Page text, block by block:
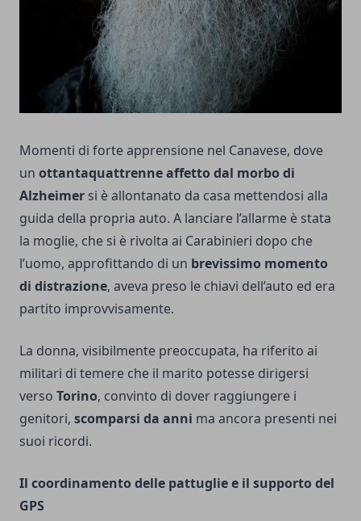
Momenti di forte apprensione nel Canavese, dove
un ottantaquattrenne affetto dal morbo di
Alzheimer si è allontanato da casa mettendosi alla
guida della propria auto. A lanciare l’allarme è stata
la moglie, che si è rivolta ai Carabinieri dopo che
l’uomo, approfittando di un brevissimo momento
di distrazione, aveva preso le chiavi dell’auto ed era
partito improvvisamente.
La donna, visibilmente preoccupata, ha riferito ai
militari di temere che il marito potesse dirigersi
verso Torino, convinto di dover raggiungere i
genitori, scomparsi da anni ma ancora presenti nei
suoi ricordi.
Il coordinamento delle pattuglie e il supporto del
GPS